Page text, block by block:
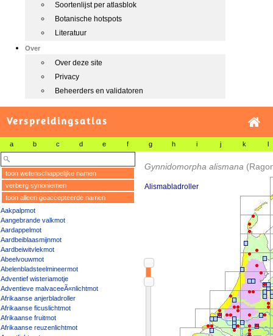
Soortenlijst per atlasblok
Botanische hotspots
Literatuur
Over
Over deze site
Privacy
Beheerders en validatoren
Verspreidingsatlas
a b c d e f g h i j k l
toon wetenschappelijke namen
verberg synoniemen
toon alleen geaccepteerde namen
Aakpalpmot
Aangebrande valkmot
Aardappelmot
Aardbeiblaasmijnmot
Aardbeiwitvlekmot
Abeelvouwmot
Abelenbladsteelmineermot
Adventief wisteriamotje
Adventieve malvaceeÃ«nlichtmot
Afrikaanse anjerbladroller
Afrikaanse ficuslichtmot
Afrikaanse fruitmot
Afrikaanse reuzenlichtmot
Gynnidomorpha alismana
Alismabladroller